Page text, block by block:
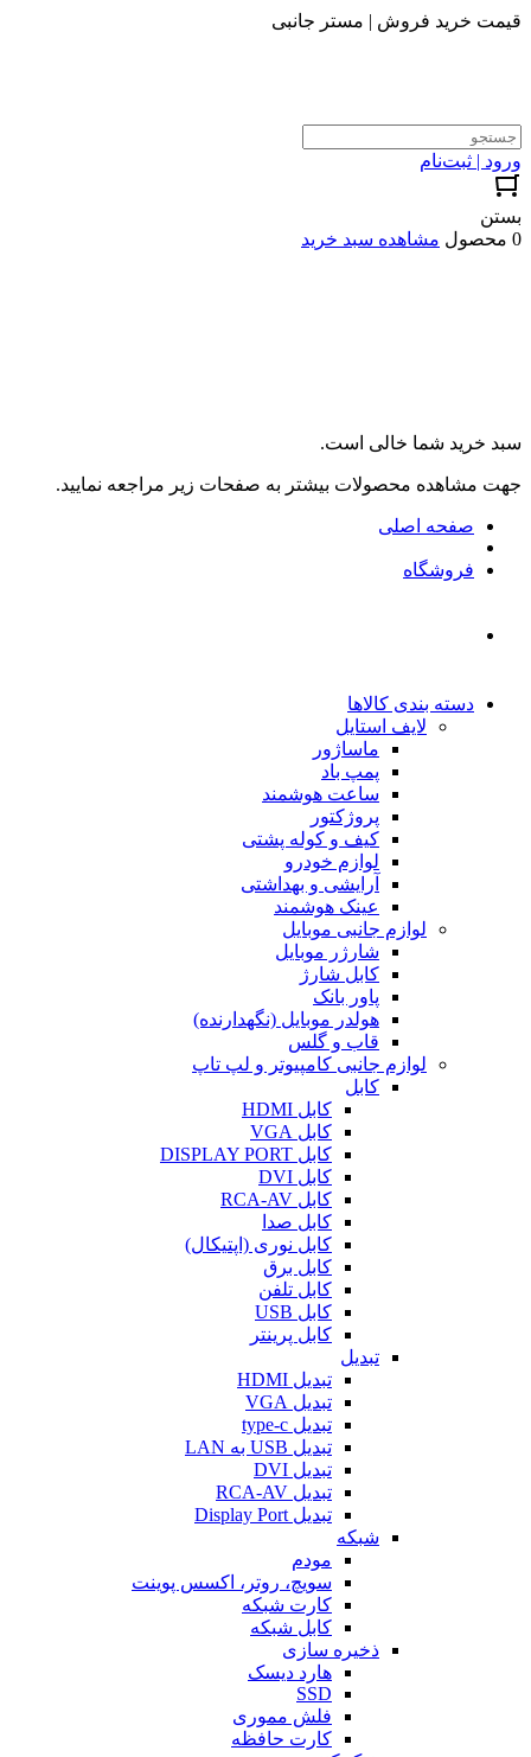
قیمت خرید فروش | مستر جانبی
ورود | ثبت‌نام
بستن
0 محصول
مشاهده سبد خرید
سبد خرید شما خالی است.
جهت مشاهده محصولات بیشتر به صفحات زیر مراجعه نمایید.
صفحه اصلی
فروشگاه
دسته بندی کالاها
لایف استایل
ماساژور
پمپ باد
ساعت هوشمند
پروژکتور
کیف و کوله پشتی
لوازم خودرو
آرایشی و بهداشتی
عینک هوشمند
لوازم جانبی موبایل
شارژر موبایل
کابل شارژ
پاور بانک
هولدر موبایل (نگهدارنده)
قاب و گلس
لوازم جانبی کامپیوتر و لپ تاپ
کابل
کابل HDMI
کابل VGA
کابل DISPLAY PORT
کابل DVI
کابل RCA-AV
کابل صدا
کابل نوری (اپتیکال)
کابل برق
کابل تلفن
کابل USB
کابل پرینتر
تبدیل
تبدیل HDMI
تبدیل VGA
تبدیل type-c
تبدیل USB به LAN
تبدیل DVI
تبدیل RCA-AV
تبدیل Display Port
شبکه
مودم
سویچ، روتر، اکسس پوینت
کارت شبکه
کابل شبکه
ذخیره سازی
هارد دیسک
SSD
فلش مموری
کارت حافظه